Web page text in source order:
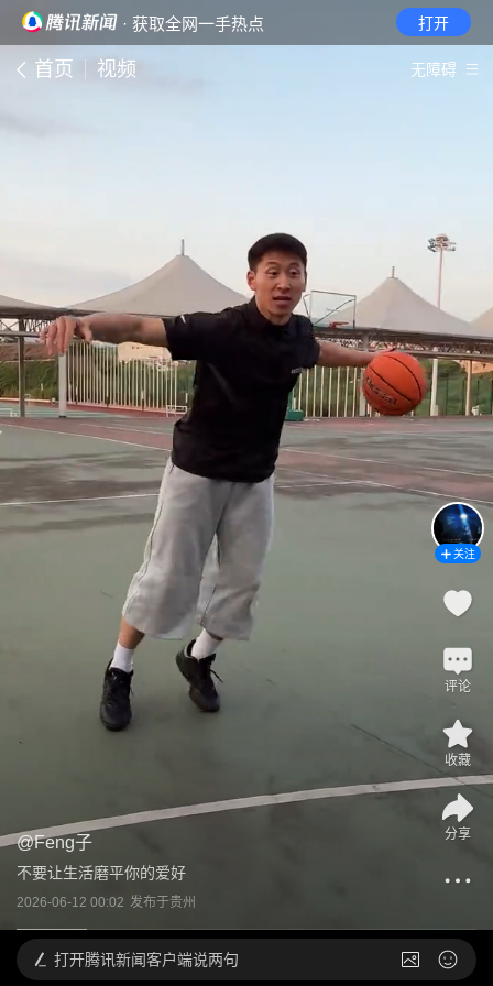
· 获取全网一手热点 打开
首页 视频 无障碍
@Feng子
不要让生活磨平你的爱好
2026-06-12 00:02 发布于贵州
关注
评论
收藏
分享
打开腾讯新闻客户端说两句